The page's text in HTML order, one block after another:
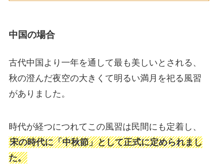
中国の場合
古代中国より一年を通して最も美しいとされる、
秋の澄んだ夜空の大きくて明るい満月を祀る風習
がありました。
時代が経つにつれてこの風習は民間にも定着し、
宋の時代に「中秋節」として正式に定められまし
た。